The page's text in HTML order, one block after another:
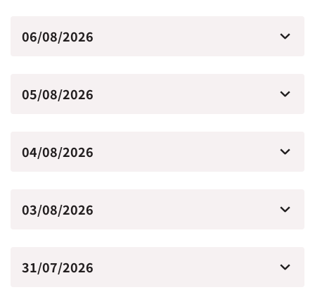
06/08/2026
05/08/2026
04/08/2026
03/08/2026
31/07/2026